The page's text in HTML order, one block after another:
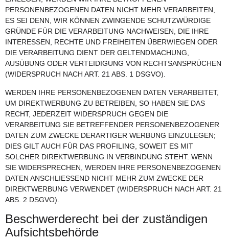
PERSONENBEZOGENEN DATEN NICHT MEHR VERARBEITEN,
ES SEI DENN, WIR KÖNNEN ZWINGENDE SCHUTZWÜRDIGE
GRÜNDE FÜR DIE VERARBEITUNG NACHWEISEN, DIE IHRE
INTERESSEN, RECHTE UND FREIHEITEN ÜBERWIEGEN ODER
DIE VERARBEITUNG DIENT DER GELTENDMACHUNG,
AUSÜBUNG ODER VERTEIDIGUNG VON RECHTSANSPRÜCHEN
(WIDERSPRUCH NACH ART. 21 ABS. 1 DSGVO).
WERDEN IHRE PERSONENBEZOGENEN DATEN VERARBEITET,
UM DIREKTWERBUNG ZU BETREIBEN, SO HABEN SIE DAS
RECHT, JEDERZEIT WIDERSPRUCH GEGEN DIE
VERARBEITUNG SIE BETREFFENDER PERSONENBEZOGENER
DATEN ZUM ZWECKE DERARTIGER WERBUNG EINZULEGEN;
DIES GILT AUCH FÜR DAS PROFILING, SOWEIT ES MIT
SOLCHER DIREKTWERBUNG IN VERBINDUNG STEHT. WENN
SIE WIDERSPRECHEN, WERDEN IHRE PERSONENBEZOGENEN
DATEN ANSCHLIESSEND NICHT MEHR ZUM ZWECKE DER
DIREKTWERBUNG VERWENDET (WIDERSPRUCH NACH ART. 21
ABS. 2 DSGVO).
Beschwerde­recht bei der zuständigen
Aufsichts­behörde